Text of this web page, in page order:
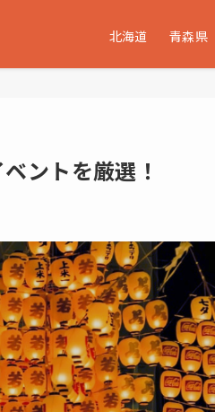
北海道 青森県
ントを厳選！